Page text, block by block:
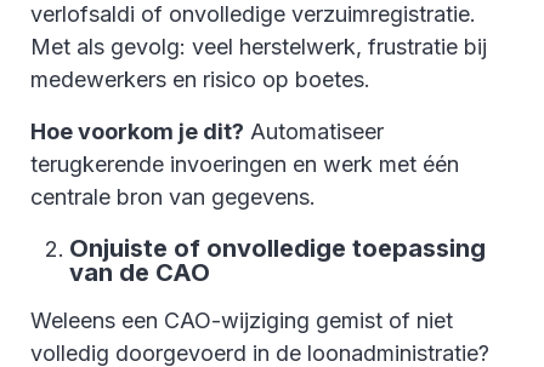
verlofsaldi of onvolledige verzuimregistratie.
Met als gevolg: veel herstelwerk, frustratie bij
medewerkers en risico op boetes.
Hoe voorkom je dit? Automatiseer
terugkerende invoeringen en werk met één
centrale bron van gegevens.
Onjuiste of onvolledige toepassing
van de CAO
Weleens een CAO-wijziging gemist of niet
volledig doorgevoerd in de loonadministratie?